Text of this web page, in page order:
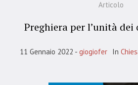
Articolo
Preghiera per l’unità
11 Gennaio 2022 giogiofer In